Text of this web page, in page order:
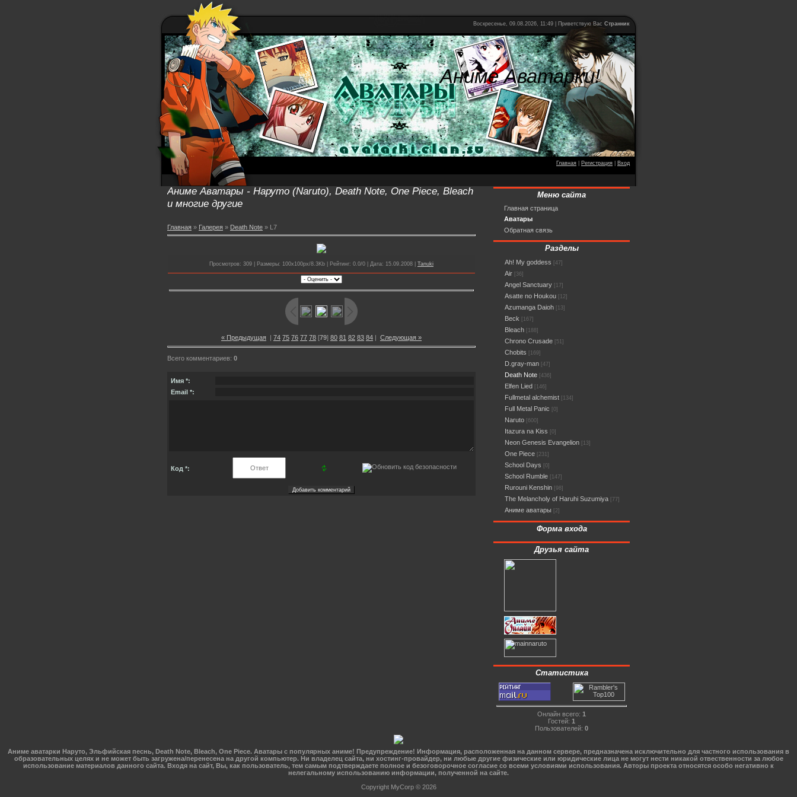
Воскресенье, 09.08.2026, 11:49 | Приветствую Вас Странник
Аниме Аватарки!
Главная Регистрация Вход
Аниме Аватары - Наруто (Naruto), Death Note, One Piece, Bleach
и многие другие
Главная » Галерея » Death Note » L7
Просмотров: 309 | Размеры: 100x100px/8.3Kb | Рейтинг: 0.0/0 | Дата: 15.09.2008 | Tanuki
« Предыдущая | 74 75 76 77 78 [79] 80 81 82 83 84 | Следующая »
Всего комментариев: 0
Имя *:
Email *:
Код *:
Меню сайта
Главная страница
Аватары
Обратная связь
Разделы
Ah! My goddess [47]
Air [36]
Angel Sanctuary [17]
Asatte no Houkou [12]
Azumanga Daioh [13]
Beck [167]
Bleach [188]
Chrono Crusade [51]
Chobits [169]
D.gray-man [47]
Death Note [436]
Elfen Lied [146]
Fullmetal alchemist [134]
Full Metal Panic [0]
Naruto [600]
Itazura na Kiss [0]
Neon Genesis Evangelion [13]
One Piece [231]
School Days [0]
School Rumble [147]
Rurouni Kenshin [98]
The Melancholy of Haruhi Suzumiya [77]
Аниме аватары [2]
Форма входа
Друзья сайта
Статистика
Онлайн всего: 1
Гостей: 1
Пользователей: 0
Аниме аватарки Наруто, Эльфийская песнь, Death Note, Bleach, One Piece. Аватары с популярных аниме! Предупреждение! Информация, расположенная на данном сервере, предназначена исключительно для частного использования в
образовательных целях и не может быть загружена/перенесена на другой компьютер. Ни владелец сайта, ни хостинг-провайдер, ни любые другие физические или юридические лица не могут нести никакой отвественности за любое
использование материалов данного сайта. Входя на сайт, Вы, как пользователь, тем самым подтверждаете полное и безоговорочное согласие со всеми условиями использования. Авторы проекта относятся особо негативно к
нелегальному использованию информации, полученной на сайте.
Copyright MyCorp © 2026